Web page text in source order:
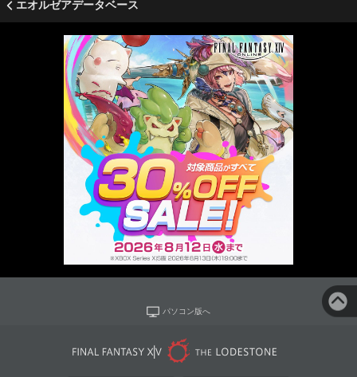
エオルゼアデータベース
パソコン版へ